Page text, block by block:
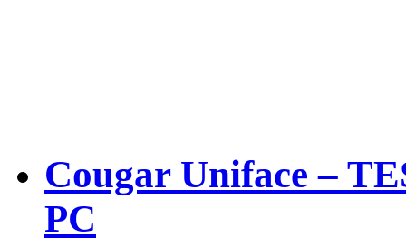
Cougar Uniface –
PC